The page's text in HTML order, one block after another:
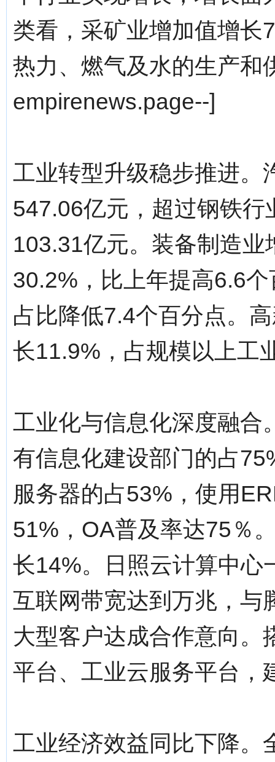
类看，采矿业增加值增长
热力、燃气及水的生产和
empirenews.page--]
工业转型升级稳步推进。
547.06亿元，超过钢铁
103.31亿元。装备制造
30.2%，比上年提高6.6
占比降低7.4个百分点。
长11.9%，占规模以上工
工业化与信息化深度融合
有信息化建设部门的占
服务器的占53%，使用
51%，OA普及率达75％
长14%。日照云计算中心
互联网带宽达到万兆，与
大型客户达成合作意向。
平台、工业云服务平台，
工业经济效益同比下降。